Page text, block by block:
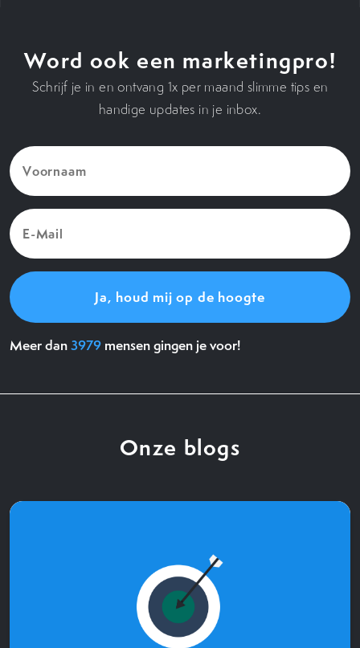
Word ook een marketingpro!
Schrijf je in en ontvang 1x per maand slimme tips en
handige updates in je inbox.
Voornaam
(Vereist)
E-
Mail
(Vereist)
Meer dan3979 mensen gingen je voor!
Onze blogs